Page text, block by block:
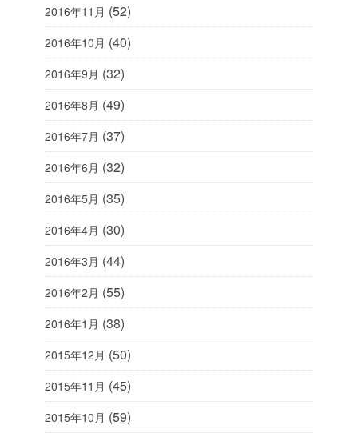
2016年11月 (52)
2016年10月 (40)
2016年9月 (32)
2016年8月 (49)
2016年7月 (37)
2016年6月 (32)
2016年5月 (35)
2016年4月 (30)
2016年3月 (44)
2016年2月 (55)
2016年1月 (38)
2015年12月 (50)
2015年11月 (45)
2015年10月 (59)